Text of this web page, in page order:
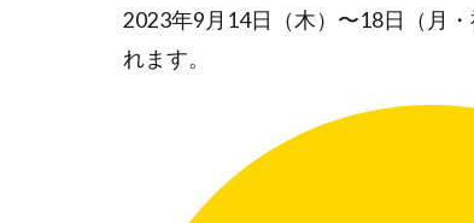
2023年9月14日（木）〜18日（月
れます。